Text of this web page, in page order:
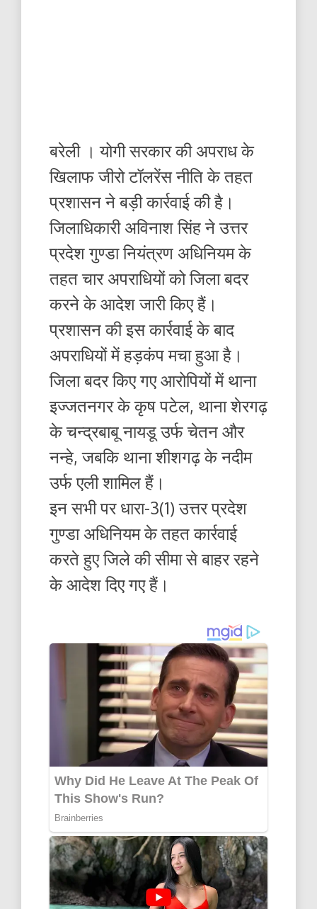
बरेली । योगी सरकार की अपराध के
खिलाफ जीरो टॉलरेंस नीति के तहत
प्रशासन ने बड़ी कार्रवाई की है।
जिलाधिकारी अविनाश सिंह ने उत्तर
प्रदेश गुण्डा नियंत्रण अधिनियम के
तहत चार अपराधियों को जिला बदर
करने के आदेश जारी किए हैं।
प्रशासन की इस कार्रवाई के बाद
अपराधियों में हड़कंप मचा हुआ है।
जिला बदर किए गए आरोपियों में थाना
इज्जतनगर के कृष पटेल, थाना शेरगढ़
के चन्द्रबाबू नायडू उर्फ चेतन और
नन्हे, जबकि थाना शीशगढ़ के नदीम
उर्फ एली शामिल हैं।
इन सभी पर धारा-3(1) उत्तर प्रदेश
गुण्डा अधिनियम के तहत कार्रवाई
करते हुए जिले की सीमा से बाहर रहने
के आदेश दिए गए हैं।